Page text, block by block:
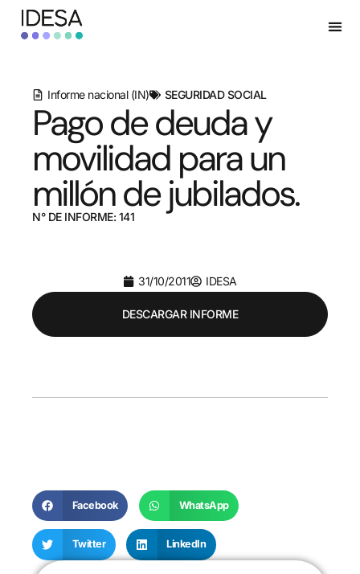
Informe nacional (IN) SEGURIDAD SOCIAL
Pago de deuda y
movilidad para un
millón de jubilados.
N° DE INFORME: 141
31/10/2011 IDESA
DESCARGAR INFORME
Facebook WhatsApp
Twitter LinkedIn